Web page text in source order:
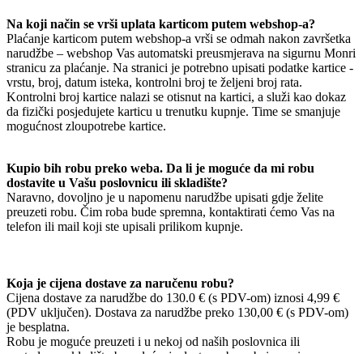
Na koji način se vrši uplata karticom putem webshop-a?
Plaćanje karticom putem webshop-a vrši se odmah nakon završetka
narudžbe – webshop Vas automatski preusmjerava na sigurnu Monri
stranicu za plaćanje. Na stranici je potrebno upisati podatke kartice -
vrstu, broj, datum isteka, kontrolni broj te željeni broj rata.
Kontrolni broj kartice nalazi se otisnut na kartici, a služi kao dokaz
da fizički posjedujete karticu u trenutku kupnje. Time se smanjuje
mogućnost zloupotrebe kartice.
Kupio bih robu preko weba. Da li je moguće da mi robu
dostavite u Vašu poslovnicu ili skladište?
Naravno, dovoljno je u napomenu narudžbe upisati gdje želite
preuzeti robu. Čim roba bude spremna, kontaktirati ćemo Vas na
telefon ili mail koji ste upisali prilikom kupnje.
Koja je cijena dostave za naručenu robu?
Cijena dostave za narudžbe do 130.0 € (s PDV-om) iznosi 4,99 €
(PDV uključen). Dostava za narudžbe preko 130,00 € (s PDV-om)
je besplatna.
Robu je moguće preuzeti i u nekoj od naših poslovnica ili